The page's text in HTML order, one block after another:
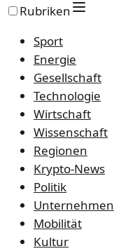
Rubriken
Sport
Energie
Gesellschaft
Technologie
Wirtschaft
Wissenschaft
Regionen
Krypto-News
Politik
Unternehmen
Mobilität
Kultur